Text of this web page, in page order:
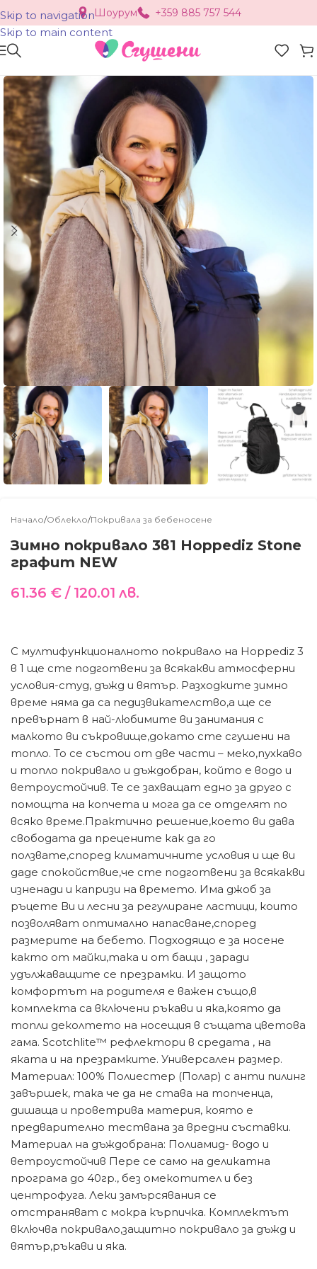
Skip to navigation
Skip to main content
Шоурум +359 885 757 544
Начало/Облекло/Покривала за бебеносене
Зимно покривало 3в1 Hoppediz Stone
графит NEW
61.36 € / 120.01 лв.
С мултифункционалното покривало на Hoppediz 3
в 1 ще сте подготвени за всякакви атмосферни
условия-студ, дъжд и вятър. Разходките зимно
време няма да са педизвикателство,а ще се
превърнат в най-любимите ви занимания с
малкото ви съкровище,докато сте сгушени на
топло. То се състои от две части – меко,пухкаво
и топло покривало и дъждобран, който е водо и
ветроустойчив. Те се захващат едно за друго с
помощта на копчета и мога да се отделят по
всяко време.Практично решение,което ви дава
свободата да прецените как да го
ползвате,според климатичните условия и ще ви
даде спокойствие,че сте подготвени за всякакви
изненади и капризи на времето. Има джоб за
ръцете Ви и лесни за регулиране ластици, които
позволяват оптимално напасване,според
размерите на бебето. Подходящо е за носене
както от майки,така и от бащи , заради
удължаващите се презрамки. И защото
комфортът на родителя е важен също,в
комплекта са включени ръкави и яка,която да
топли деколтето на носещия в същата цветова
гама. Scotchlite™ рефлектори в средата , на
яката и на презрамките. Универсален размер.
Материал: 100% Полиестер (Полар) с анти пилинг
завършек, така че да не става на топченца,
дишаща и проветрива материя, която е
предварително тествана за вредни съставки.
Материал на дъждобрана: Полиамид- водо и
ветроустойчив Пере се само на деликатна
програма до 40гр., без омекотител и без
центрофуга. Леки замърсявания се
отстраняват с мокра кърпичка. Комплектът
включва покривало,защитно покривало за дъжд и
вятър,ръкави и яка.